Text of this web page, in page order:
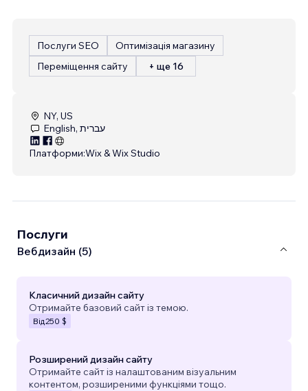
Послуги SEO
Оптимізація магазину
Переміщення сайту
+ ще 16
NY, US
English, עברית
Платформи:Wix & Wix Studio
Послуги
Вебдизайн (5)
Класичний дизайн сайту
Отримайте базовий сайт із темою.
Від250 $
Розширений дизайн сайту
Отримайте сайт із налаштованим візуальним
контентом, розширеними функціями тощо.